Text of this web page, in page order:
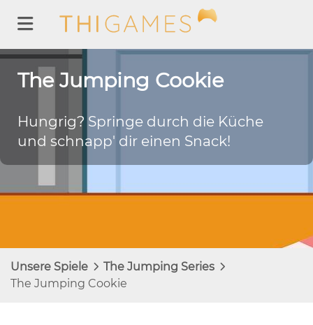
The Jumping Cookie
Hungrig? Springe durch die Küche
und schnapp' dir einen Snack!
Unsere Spiele
The Jumping Series
The Jumping Cookie